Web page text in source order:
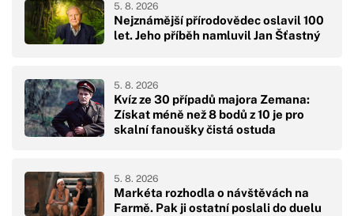
Nejznámější přírodovědec oslavil 100
let. Jeho příběh namluvil Jan Šťastný
5. 8. 2026
Kvíz ze 30 případů majora Zemana:
Získat méně než 8 bodů z 10 je pro
skalní fanoušky čistá ostuda
5. 8. 2026
Markéta rozhodla o návštěvách na
Farmě. Pak ji ostatní poslali do duelu
5. 8. 2026